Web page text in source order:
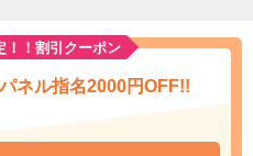
！！割引クーポン
ネル指名2000円OFF!!